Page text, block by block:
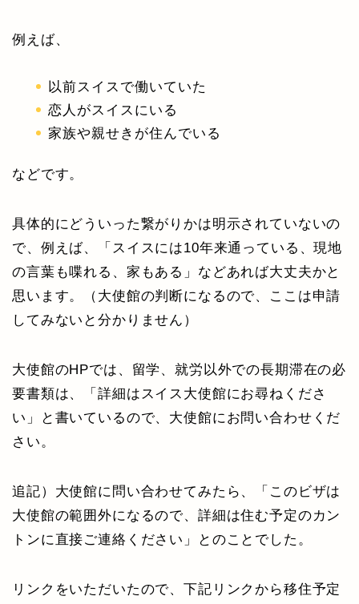
例えば、
以前スイスで働いていた
恋人がスイスにいる
家族や親せきが住んでいる
などです。
具体的にどういった繋がりかは明示されていないの
で、例えば、「スイスには10年来通っている、現地
の言葉も喋れる、家もある」などあれば大丈夫かと
思います。（大使館の判断になるので、ここは申請
してみないと分かりません）
大使館のHPでは、留学、就労以外での長期滞在の必
要書類は、「詳細はスイス大使館にお尋ねくださ
い」と書いているので、大使館にお問い合わせくだ
さい。
追記）大使館に問い合わせてみたら、「このビザは
大使館の範囲外になるので、詳細は住む予定のカン
トンに直接ご連絡ください」とのことでした。
リンクをいただいたので、下記リンクから移住予定